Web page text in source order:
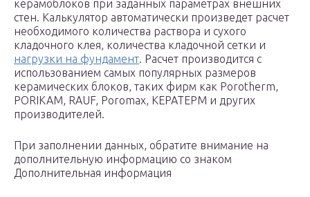
керамоблоков при заданных параметрах внешних
стен. Калькулятор автоматически произведет расчет
необходимого количества раствора и сухого
кладочного клея, количества кладочной сетки и
нагрузки на фундамент. Расчет производится с
использованием самых популярных размеров
керамических блоков, таких фирм как Porotherm,
PORIKAM, RAUF, Poromax, КЕРАТЕРМ и других
производителей.
При заполнении данных, обратите внимание на
дополнительную информацию со знаком
Дополнительная информация